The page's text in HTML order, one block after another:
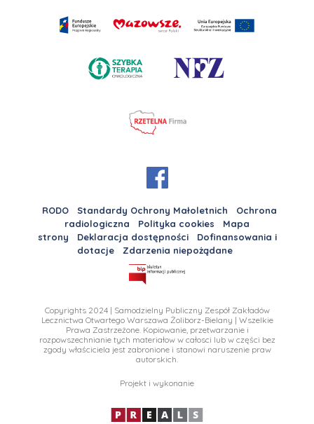
RODO Standardy Ochrony Małoletnich
Ochrona
radiologiczna
Polityka cookies
Mapa
strony
Deklaracja dostępności
Dofinansowania i
dotacje
Zdarzenia niepożądane
Copyrights 2024 | Samodzielny Publiczny Zespół Zakładów
Lecznictwa Otwartego Warszawa Żoliborz-Bielany | Wszelkie
Prawa Zastrzeżone. Kopiowanie, przetwarzanie i
rozpowszechnianie tych materiałow w całosci lub w części bez
zgody właściciela jest zabronione i stanowi naruszenie praw
autorskich.
Projekt i wykonanie